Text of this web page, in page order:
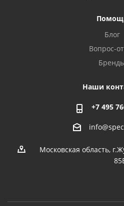
Блог
Вопрос-
Наши
+7 495
Московская область,